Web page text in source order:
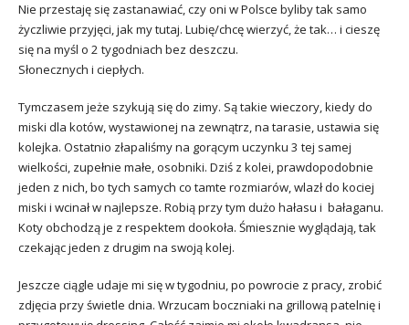
Nie przestaję się zastanawiać, czy oni w Polsce byliby tak samo
życzliwie przyjęci, jak my tutaj. Lubię/chcę wierzyć, że tak… i cieszę
się na myśl o 2 tygodniach bez deszczu.
Słonecznych i ciepłych.
Tymczasem jeże szykują się do zimy. Są takie wieczory, kiedy do
miski dla kotów, wystawionej na zewnątrz, na tarasie, ustawia się
kolejka. Ostatnio złapaliśmy na gorącym uczynku 3 tej samej
wielkości, zupełnie małe, osobniki. Dziś z kolei, prawdopodobnie
jeden z nich, bo tych samych co tamte rozmiarów, wlazł do kociej
miski i wcinał w najlepsze. Robią przy tym dużo hałasu i bałaganu.
Koty obchodzą je z respektem dookoła. Śmiesznie wyglądają, tak
czekając jeden z drugim na swoją kolej.
Jeszcze ciągle udaje mi się w tygodniu, po powrocie z pracy, zrobić
zdjęcia przy świetle dnia. Wrzucam boczniaki na grillową patelnię i